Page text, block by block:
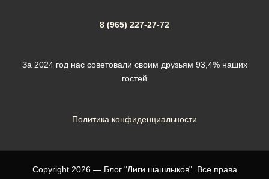
8 (965) 227-27-72
За 2024 год нас советовали своим друзьям 93,4% наших
гостей
Политика конфиденциальности
Copyright 2026 — Блог "Лиги шашлыков". Все права